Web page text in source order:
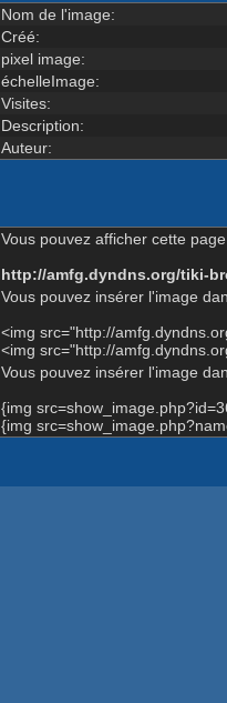
Nom de l'image:
Créé:
pixel image:
échelleImage:
Visites:
Description:
Auteur:
Vous pouvez afficher cette
http://amfg.dyndns.org/tiki-
Vous pouvez insérer l'image
<img src="http://
<img src="http://
Vous pouvez insérer l'image
{img
{img